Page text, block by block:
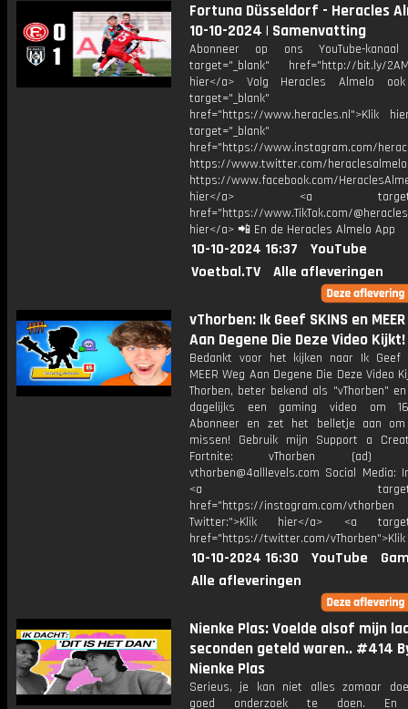
Fortuna Düsseldorf - Heracles
10-10-2024 | Samenvatting
Abonneer op ons YouTube-
target="_blank" href="http://bit.ly/
hier</a> Volg Heracles Almelo
target="_blank"
href="https://www.heracles.nl">Klik
target="_blank"
href="https://www.instagram.com/
https://www.twitter.com/heraclesalmelo
https://www.facebook.com/
hier</a> <a
href="https://www.TikTok.com/
hier</a> 📲 En de Heracles Almelo App
10-10-2024 16:37
YouTube
Voetbal.TV
Alle afleveringen
vThorben: Ik Geef SKINS en
Aan Degene Die Deze Video Kijkt!
Bedankt voor het kijken naar Ik Geef
MEER Weg Aan Degene Die Deze Video
Thorben, beter bekend als "vThorben"
dagelijks een gaming video om
Abonneer en zet het belletje aan
missen! Gebruik mijn Support a
Fortnite: vThorben (ad)
vthorben@4alllevels.com Social Media:
<a
href="https://instagram.com/vthorben
Twitter:">Klik hier</a> <a
href="https://twitter.com/
10-10-2024 16:30 YouTube
Alle afleveringen
Nienke Plas: Voelde alsof mijn
seconden geteld waren.. #414
Nienke Plas
Serieus, je kan niet alles zomaar
goed onderzoek te doen.